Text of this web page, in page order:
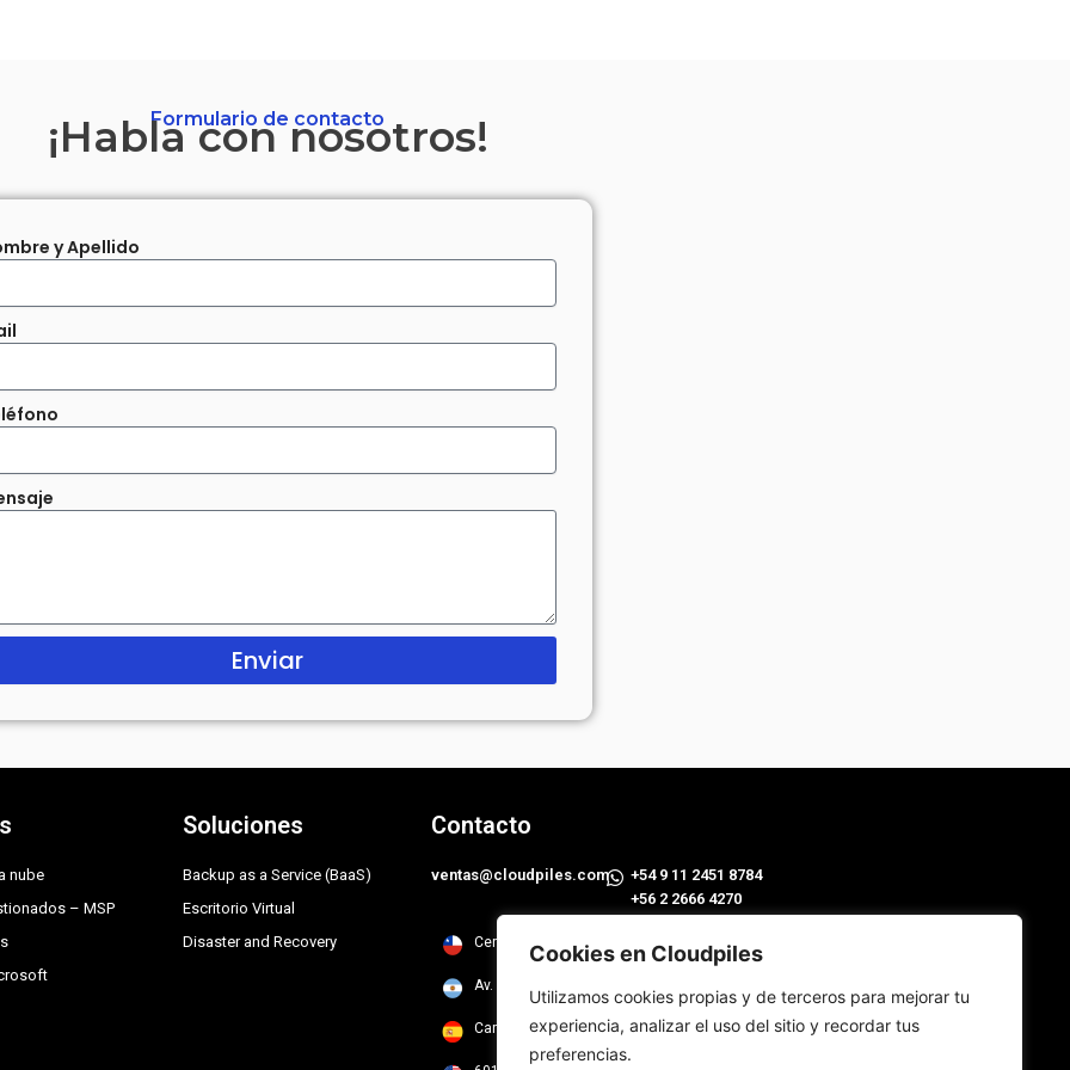
Cookies en Cloudpiles
Utilizamos cookies propias y de terceros para mejorar tu
experiencia, analizar el uso del sitio y recordar tus
preferencias.
Formulario de contacto
¡Habla con nosotros!
y Apellido
Enviar
nube
– MSP
Soluciones
Backup as a Service (BaaS)
Escritorio Virtual
Disaster and Recovery
Contacto
ventas@cloudpiles.com
​+54 9 11 2451 8784
+56 2 2666 4270
Cerro El Plomo 5630, P 9 (7560742) Las Condes, Santiago de Chile
Av. Caseros 3392, Piso 4 Of B (C1263) CABA, Buenos Aires
Carrer Pallars 193 (08005), Barcelona